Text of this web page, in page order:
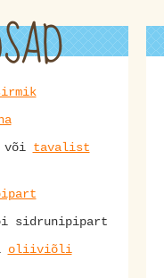
tavalist
sidrunipipart
oliiviõli